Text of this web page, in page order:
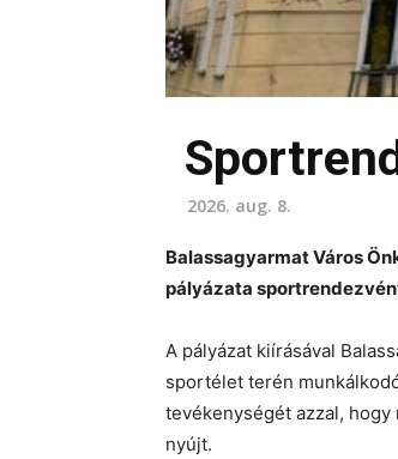
2026. aug. 8.
Balassagyarmat Város
pályázata
A pályázat kiírásával
sportélet terén
tevékenységét azzal,
nyújt.